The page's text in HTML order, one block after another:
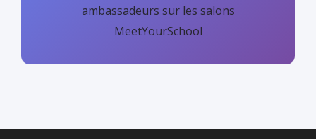
ambassadeurs sur les salons
MeetYourSchool